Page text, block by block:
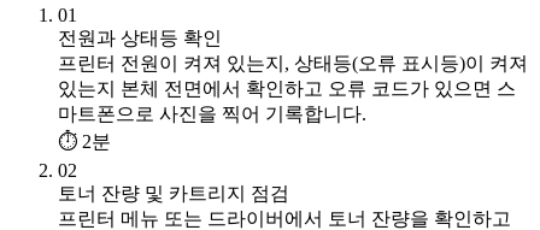
01
전원과 상태등 확인
프린터 전원이 켜져 있는지, 상태등(오류 표시등)이 켜져
있는지 본체 전면에서 확인하고 오류 코드가 있으면 스
마트폰으로 사진을 찍어 기록합니다.
⏱ 2분
02
토너 잔량 및 카트리지 점검
프린터 메뉴 또는 드라이버에서 토너 잔량을 확인하고